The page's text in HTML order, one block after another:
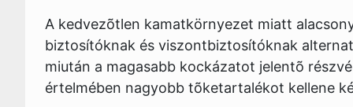
A kedvezõtlen kamatkörnyezet miatt
biztosítóknak és viszontbiztosítóknak
miután a magasabb kockázatot jelentõ
értelmében nagyobb tõketartalékot kellene